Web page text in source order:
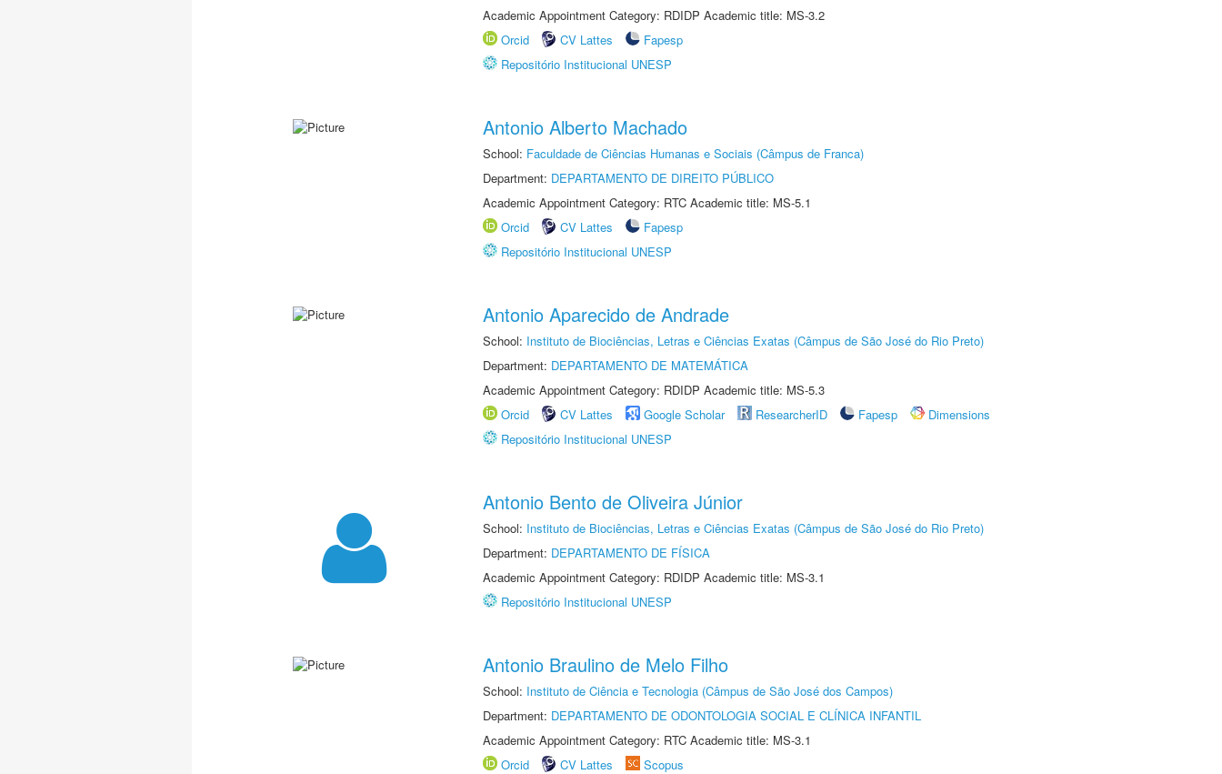
Academic Appointment Category: RDIDP Academic title: MS-3.2
Orcid
CV Lattes
Fapesp
Repositório Institucional UNESP
Antonio Alberto Machado
School: Faculdade de Ciências Humanas e Sociais (Câmpus de Franca)
Department: DEPARTAMENTO DE DIREITO PÚBLICO
Academic Appointment Category: RTC Academic title: MS-5.1
Orcid
CV Lattes
Fapesp
Repositório Institucional UNESP
Antonio Aparecido de Andrade
School: Instituto de Biociências, Letras e Ciências Exatas (Câmpus de São José do Rio Preto)
Department: DEPARTAMENTO DE MATEMÁTICA
Academic Appointment Category: RDIDP Academic title: MS-5.3
Orcid
CV Lattes Google Scholar ResearcherID Fapesp
Dimensions
Repositório Institucional UNESP
Antonio Bento de Oliveira Júnior
School: Instituto de Biociências, Letras e Ciências Exatas (Câmpus de São José do Rio Preto)
Department: DEPARTAMENTO DE FÍSICA
Academic Appointment Category: RDIDP Academic title: MS-3.1
Repositório Institucional UNESP
Antonio Braulino de Melo Filho
School: Instituto de Ciência e Tecnologia (Câmpus de São José dos Campos)
Department: DEPARTAMENTO DE ODONTOLOGIA SOCIAL E CLÍNICA INFANTIL
Academic Appointment Category: RTC Academic title: MS-3.1
Orcid
CV Lattes
Scopus